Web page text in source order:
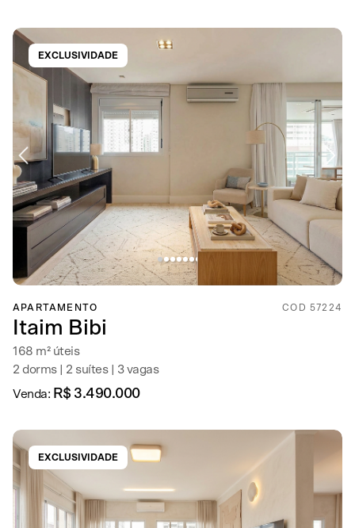
EXCLUSIVIDADE
APARTAMENTO COD 57224
Itaim Bibi
168 m² úteis
2 dorms | 2 suítes | 3 vagas
Venda: R$ 3.490.000
EXCLUSIVIDADE